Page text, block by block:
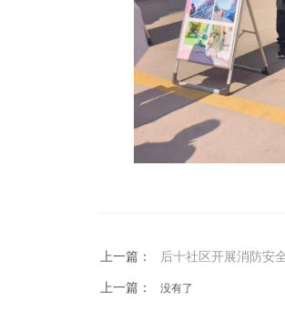
上一篇： 后十社区开展消防安
上一篇： 没有了